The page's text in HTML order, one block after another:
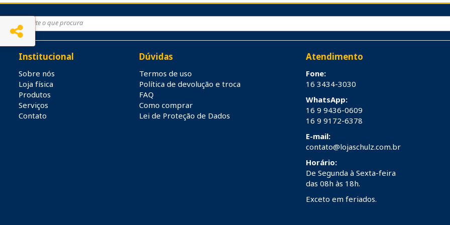
Institucional
Sobre nós
Loja física
Produtos
Serviços
Contato
Dúvidas
Termos de uso
Política de devolução e troca
FAQ
Como comprar
Lei de Proteção de Dados
Atendimento
Fone:
16 3434-3030
WhatsApp:
16 9 9436-0609
16 9 9172-6378
E-mail:
contato@lojaschulz.com.br
Horário:
De Segunda à Sexta-feira
das 08h às 18h.
Exceto em feriados.